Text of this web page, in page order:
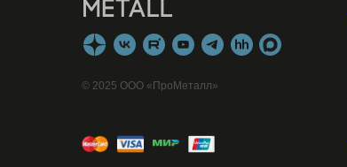
© 2025 ООО «ПроМеталл»